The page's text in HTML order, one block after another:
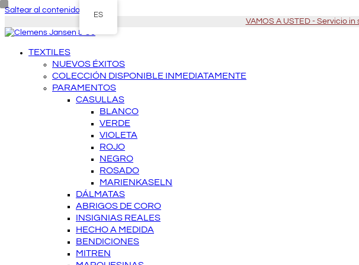
Saltear al contenido principal
VAMOS A USTED - Servicio
TEXTILES
NUEVOS ÉXITOS
COLECCIÓN DISPONIBLE INMEDIATAMENTE
PARAMENTOS
CASULLAS
BLANCO
VERDE
VIOLETA
ROJO
NEGRO
ROSADO
MARIENKASELN
DÁLMATAS
ABRIGOS DE CORO
INSIGNIAS REALES
HECHO A MEDIDA
BENDICIONES
MITREN
ES